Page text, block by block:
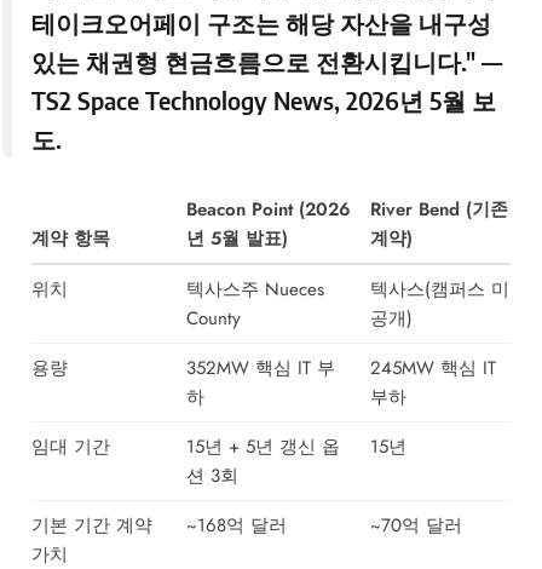
테이크오어페이 구조는 해당 자산을 내구성
있는 채권형 현금흐름으로 전환시킵니다." —
TS2 Space Technology News, 2026년 5월 보
도.
계약 항목
Beacon Point (2026
년 5월 발표)
River Bend (기존
계약)
위치
텍사스주 Nueces
County
텍사스(캠퍼스 미
공개)
용량
352MW 핵심 IT 부
하
245MW 핵심 IT
부하
임대 기간
15년 + 5년 갱신 옵
션 3회
15년
기본 기간 계약
가치
~168억 달러 ~70억 달러